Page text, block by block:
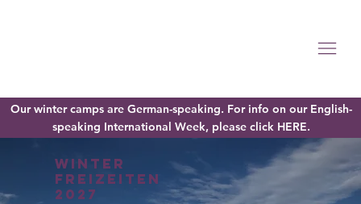
Our winter camps are German-speaking. For info on our English-
speaking International Week, please click HERE.
WINTEr
FREIZEITEN
2027